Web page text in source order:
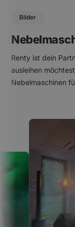
Bilder
Renty ist dein
ausleihen
Nebelmaschinen